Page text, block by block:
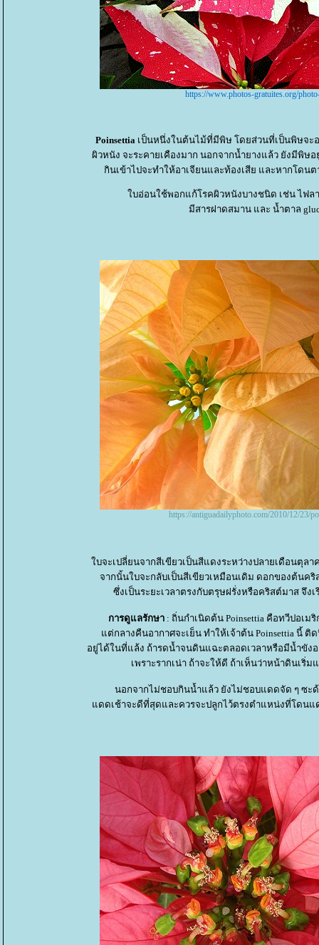
https://www.photos-gratuites.org/
Poinsettia เป็นหนึ่งในต้นไม้ที่มีพิษ โดยส่วนที่เป็นพิษจะ
ผิวหนัง จะระคายเคืองมาก นอกจากน้ำยางแล้ว ยังมีพิษ
กินเข้าไปจะทำให้อาเจียนและท้องเสีย และหากโดน
บอ่อนใช้พอกแก้โรคผิวหนังบางชนิด เช่น ไฟลา
มีสารฝาดสมาน และ น้ำตาล
https://antiguadailyphoto.com/2010/12/23/
บจะเปลี่ยนจากสีเขียวเป็นสีแดงระหว่างปลายเดือนตุล
จากนั้นใบจะกลับเป็นสีเขียวเหมือนเดิม ดอกของต้นค
ซึ่งเป็นระยะเวลาตรงกับตรุษฝรั่งหรือคริสต์มาส จึ
การดูแลรักษา : ถิ่นกำเนิดต้น Poinsettia คือทวีปอเม
ต่กลางคืนอากาศจะเย็น ทำให้เจ้าต้น Poinsettia นี้
อยู่ได้ในที่แล้ง ถ้ารดน้ำจนดินแฉะตลอดเวลาหรือมีน้ำขัง
เพราะรากเน่า ถ้าจะให้ดี ถ้าเห็นว่าหน้าดินเริ่
นอกจากไม่ชอบกินน้ำแล้ว ยังไม่ชอบแดดจัด ๆ ซะ
ดดเช้าจะดีที่สุดและควรจะปลูกไว้ตรงตำแหน่งที่โดนแ